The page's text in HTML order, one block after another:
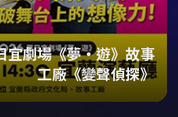
宜劇場《夢‧遊》故事
工廠《變聲偵探》